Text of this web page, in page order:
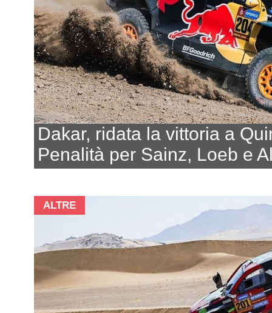
Dakar, ridata la vittoria a
Penalità per Sainz, Loeb e
ALTRE